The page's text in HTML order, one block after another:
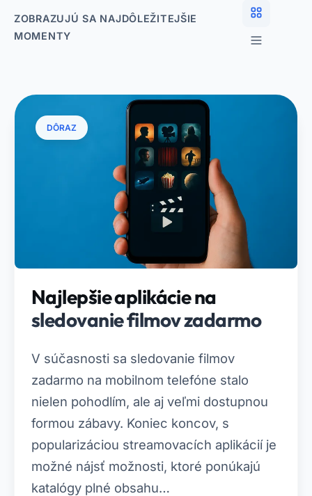
ZOBRAZUJÚ SA NAJDÔLEŽITEJŠIE
MOMENTY
DÔRAZ
Najlepšie aplikácie na
sledovanie filmov zadarmo
V súčasnosti sa sledovanie filmov
zadarmo na mobilnom telefóne stalo
nielen pohodlím, ale aj veľmi dostupnou
formou zábavy. Koniec koncov, s
popularizáciou streamovacích aplikácií je
možné nájsť možnosti, ktoré ponúkajú
katalógy plné obsahu…